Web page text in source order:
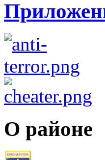
О районе